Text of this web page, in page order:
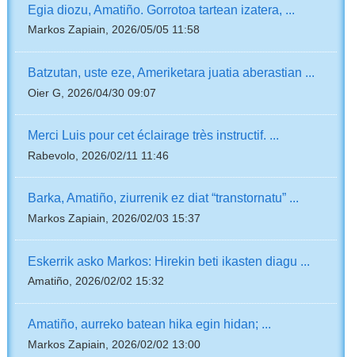
Egia diozu, Amatiño. Gorrotoa tartean izatera, ...
Markos Zapiain, 2026/05/05 11:58
Batzutan, uste eze, Ameriketara juatia aberastian ...
Oier G, 2026/04/30 09:07
Merci Luis pour cet éclairage très instructif. ...
Rabevolo, 2026/02/11 11:46
Barka, Amatiño, ziurrenik ez diat “transtornatu” ...
Markos Zapiain, 2026/02/03 15:37
Eskerrik asko Markos: Hirekin beti ikasten diagu ...
Amatiño, 2026/02/02 15:32
Amatiño, aurreko batean hika egin hidan; ...
Markos Zapiain, 2026/02/02 13:00